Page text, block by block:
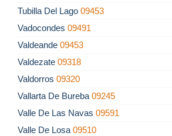
Tubilla Del Lago 09453
Vadocondes 09491
Valdeande 09453
Valdezate 09318
Valdorros 09320
Vallarta De Bureba 09245
Valle De Las Navas 09591
Valle De Losa 09510